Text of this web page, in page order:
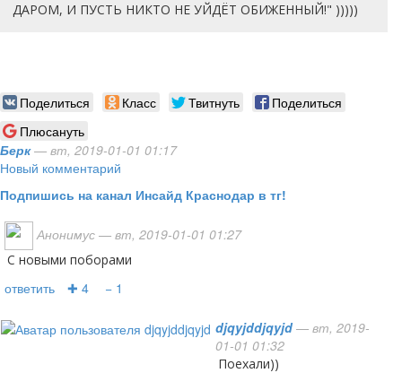
ДАРОМ, И ПУСТЬ НИКТО НЕ УЙДЁТ ОБИЖЕННЫЙ!" )))))
Поделиться Класс Твитнуть
Поделиться
Плюсануть
Берк— вт, 2019-01-01 01:17
Новый комментарий
Подпишись на канал Инсайд Краснодар в тг!
Анонимус — вт, 2019-01-01 01:27
с новыми поборами
ответить ✚ 4 − 1
djqyjddjqyjd— вт, 2019-
01-01 01:32
Поехали))